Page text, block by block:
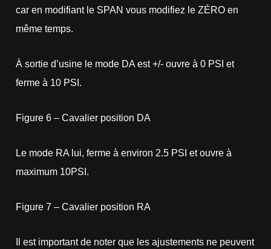
car en modifiant le SPAN vous modifiez le ZÉRO en
même temps.
À sortie d’usine le mode DA est +/- ouvre à 0 PSI et
ferme à 10 PSI.
Figure 6 – Cavalier position DA
Le mode RA lui, ferme à environ 2.5 PSI et ouvre à
maximum 10PSI.
Figure 7 – Cavalier position RA
Il est important de noter que les ajustements ne peuvent